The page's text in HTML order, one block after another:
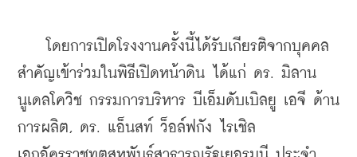
โดยการเปิดโรงงานครั้งนี้ได้รับเกียรติจากบุคคล
สำคัญเข้าร่วมในพิธีเปิดหน้าดิน ได้แก่ ดร. มิลาน
นูเดลโควิช กรรมการบริหาร บีเอ็มดับเบิลยู เอจี ด้าน
การผลิต, ดร. แอ็นสท์ ว็อล์ฟกัง ไรเชิล